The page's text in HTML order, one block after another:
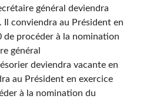
général deviendra
Il conviendra au Président en
de procéder à la nomination
général
deviendra vacante en
au Président en exercice
à la nomination du